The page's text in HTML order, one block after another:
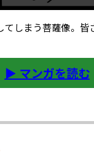
てしまう菩薩像。皆
▶ マンガを読む